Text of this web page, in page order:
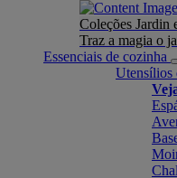
Coleções Jardin
Traz a magia o
Essenciais de cozinha
Utensílios